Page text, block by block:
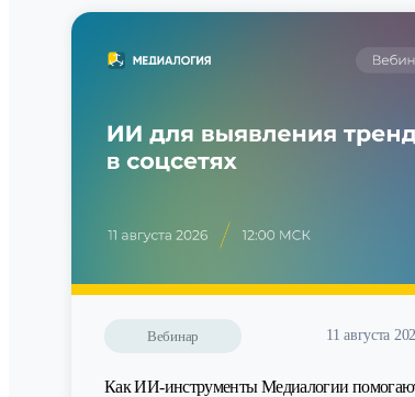
Вебинар 11 августа
Как ИИ-инструменты Медиалогии